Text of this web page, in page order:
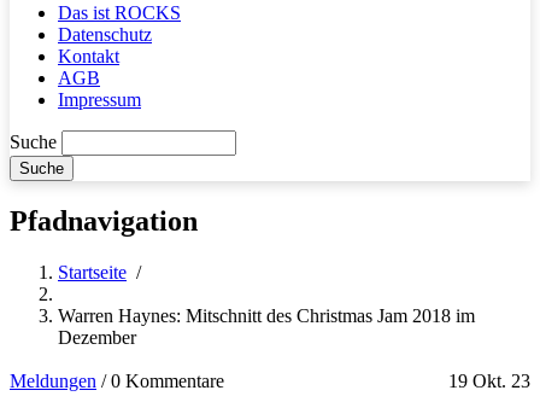
Das ist ROCKS
Datenschutz
Kontakt
AGB
Impressum
Suche
Pfadnavigation
Startseite /
Warren Haynes: Mitschnitt des Christmas Jam 2018 im
Dezember
Meldungen 19 Okt. 23
/0 Kommentare